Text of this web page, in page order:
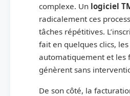
complexe. Un logiciel
radicalement ces
tâches répétitives.
fait en quelques clics,
automatiquement et les
génèrent sans
De son côté, la